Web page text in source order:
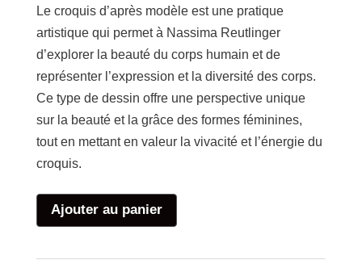
Le croquis d’après modèle est une pratique
artistique qui permet à Nassima Reutlinger
d’explorer la beauté du corps humain et de
représenter l’expression et la diversité des corps.
Ce type de dessin offre une perspective unique
sur la beauté et la grâce des formes féminines,
tout en mettant en valeur la vivacité et l’énergie du
croquis.
quantité
de
Ajouter au panier